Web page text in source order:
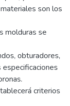
son los
molduras se
obturadores,
criterios